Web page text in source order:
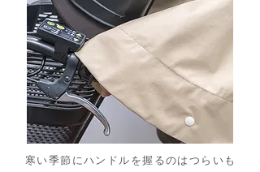
寒い季節にハンドルを握るのはつらいも